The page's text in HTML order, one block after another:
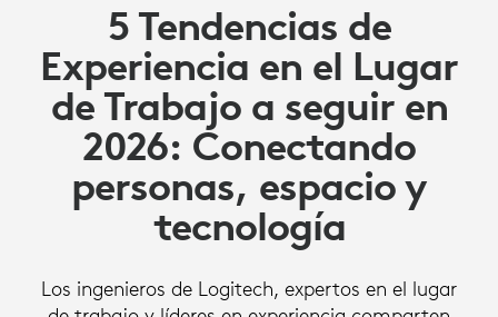
SEGUIR
EN
2026
5 Tendencias de
Experiencia en el Lugar
de Trabajo a seguir en
2026: Conectando
personas, espacio y
tecnología
Los ingenieros de Logitech, expertos en el lugar